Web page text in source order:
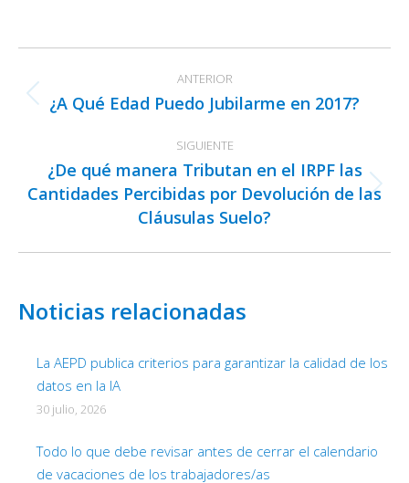
Facebook
X
LinkedIn
entre
publicaciones
ANTERIOR
Publicación
¿A Qué Edad Puedo Jubilarme en 2017?
SIGUIENTE
Publicación
siguiente:
¿De qué manera Tributan en el IRPF las
Cantidades Percibidas por Devolución de las
Cláusulas Suelo?
Noticias relacionadas
La AEPD publica criterios para garantizar la calidad de los
datos en la IA
30 julio, 2026
Todo lo que debe revisar antes de cerrar el calendario
de vacaciones de los trabajadores/as